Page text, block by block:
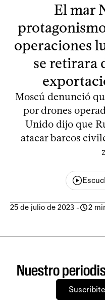
El mar
operaciones
se retirara
Moscú denunció
por drones
Unido dijo que
atacar barcos
25 de julio de 2023 - 2
Nuestro